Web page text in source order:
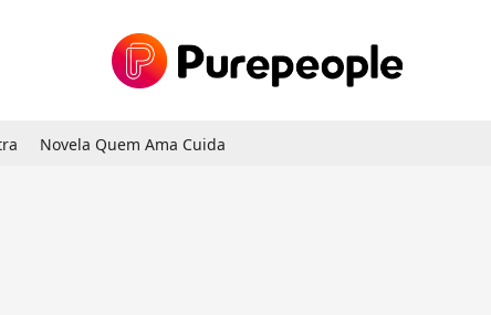
Novela Quem Ama Cuida